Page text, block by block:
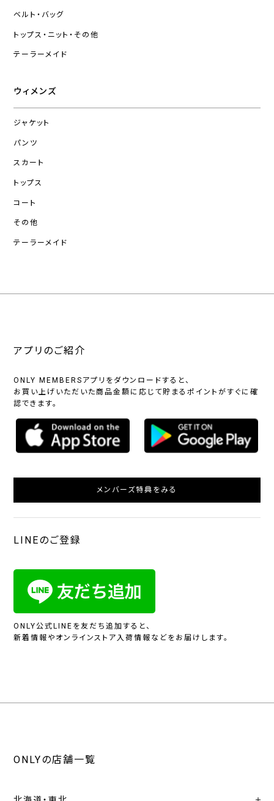
ベルト・バッグ
トップス・ニット・その他
テーラーメイド
ウィメンズ
ジャケット
パンツ
スカート
トップス
コート
その他
テーラーメイド
アプリのご紹介
ONLY MEMBERSアプリをダウンロードすると、
お買い上げいただいた商品金額に応じて貯まるポイントがすぐに確
認できます。
メンバーズ特典をみる
LINEのご登録
ONLY公式LINEを友だち追加すると、
新着情報やオンラインストア入荷情報などをお届けします。
ONLYの店舗一覧